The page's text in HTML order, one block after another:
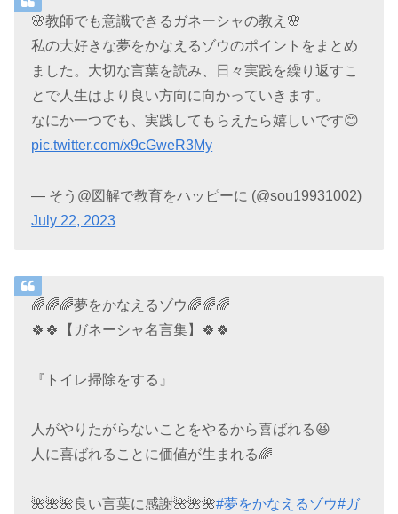
🌸教師でも意識できるガネーシャの教え🌸
私の大好きな夢をかなえるゾウのポイントをまとめ
ました。大切な言葉を読み、日々実践を繰り返すこ
とで人生はより良い方向に向かっていきます。
なにか一つでも、実践してもらえたら嬉しいです😊
pic.twitter.com/x9cGweR3My
— そう@図解で教育をハッピーに (@sou19931002)
July 22, 2023
🌈🌈🌈夢をかなえるゾウ🌈🌈🌈
🍀🍀【ガネーシャ名言集】🍀🍀
『トイレ掃除をする』
人がやりたがらないことをやるから喜ばれる😆
人に喜ばれることに価値が生まれる🌈
🌺🌺🌺良い言葉に感謝🌺🌺🌺#夢をかなえるゾウ#ガ